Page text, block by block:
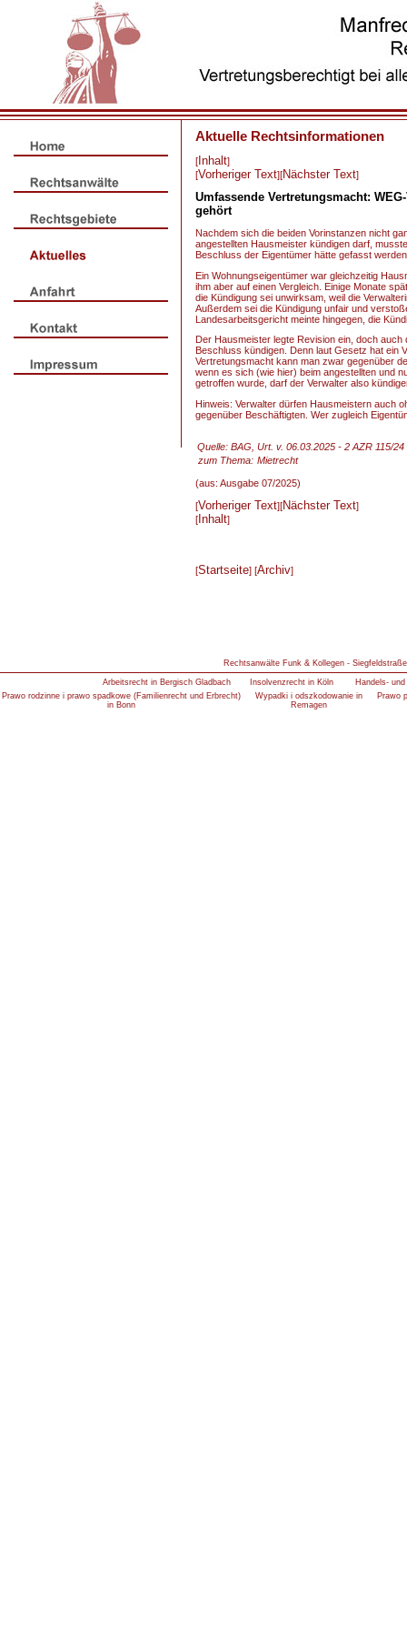
Aktuelle Rechtsinformationen
[Inhalt]
[Vorheriger Text][Nächster Text]
Umfassende Vertretungsmacht:
gehört
Nachdem sich die beiden Vorinstanzen nicht
angestellten Hausmeister kündigen darf,
Beschluss der Eigentümer hätte gefasst
Ein Wohnungseigentümer war gleichzeitig
ihm aber auf einen Vergleich. Einige Monate
die Kündigung sei unwirksam, weil die
Außerdem sei die Kündigung unfair und
Landesarbeitsgericht meinte hingegen, die
Der Hausmeister legte Revision ein, doch
Beschluss kündigen. Denn laut Gesetz hat ein
Vertretungsmacht kann man zwar gegenüber
wenn es sich (wie hier) beim angestellten und
getroffen wurde, darf der Verwalter also
Hinweis: Verwalter dürfen Hausmeistern auch
gegenüber Beschäftigten. Wer zugleich
Quelle: BAG, Urt. v. 06.03.2025 - 2 AZR 115/24
zum Thema: Mietrecht
(aus: Ausgabe 07/2025)
[Vorheriger Text][Nächster Text]
[ Inhalt]
[Startseite] [Archiv]
Rechtsanwälte Funk & Kollegen -
Arbeitsrecht in Bergisch Gladbach Insolvenzrecht in Köln
Handels-
Prawo rodzinne i prawo spadkowe (Familienrecht und Erbrecht)
in Bonn
Wypadki i odszkodowanie in
Remagen
Prawo